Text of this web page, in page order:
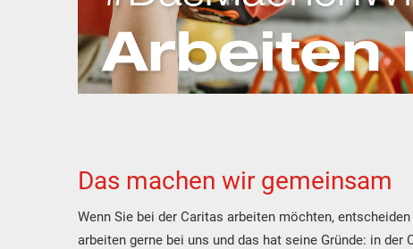
Das machen wir gemeinsam
Wenn Sie bei der Caritas arbeiten möchten,
arbeiten gerne bei uns und das hat seine Gründe: in